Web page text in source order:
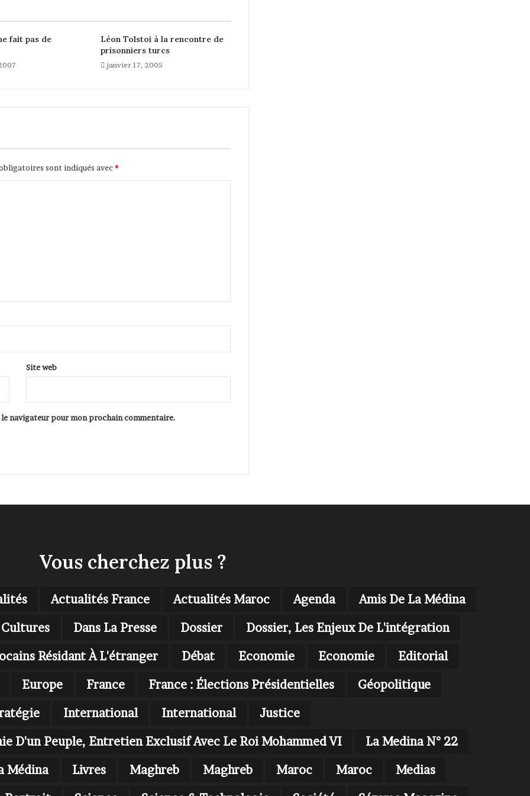
fait pas de
Léon Tolstoi à la rencontre de
prisonniers turcs
janvier 17, 2005
sont indiqués avec*
Site web
navigateur pour mon prochain commentaire.
Vous cherchez plus ?
Actualités France Actualités Maroc Agenda
Amis De La Médina
Cultures Dans La Presse Dossier
Dossier, Les Enjeux De L'intégration
Résidant À L'étranger
Débat Economie Economie
Editorial
Europe France France : Élections Présidentielles
Géopolitique
International International
Justice
D'un Peuple, Entretien Exclusif Avec Le Roi Mohammed VI
La Medina N° 22
Médina
Livres Maghreb Maghreb Maroc Maroc
Medias